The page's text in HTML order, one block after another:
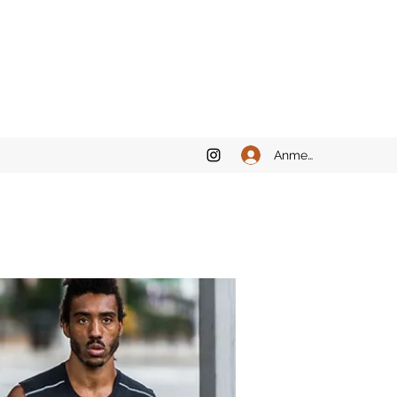
Anmelden